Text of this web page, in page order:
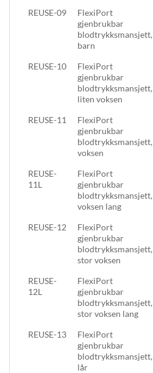
REUSE-09
FlexiPort
gjenbrukbar
blodtrykksmansjett,
barn
REUSE-10
FlexiPort
gjenbrukbar
blodtrykksmansjett,
liten voksen
REUSE-11
FlexiPort
gjenbrukbar
blodtrykksmansjett,
voksen
REUSE-
11L
FlexiPort
gjenbrukbar
blodtrykksmansjett,
voksen lang
REUSE-12
FlexiPort
gjenbrukbar
blodtrykksmansjett,
stor voksen
REUSE-
12L
FlexiPort
gjenbrukbar
blodtrykksmansjett,
stor voksen lang
REUSE-13
FlexiPort
gjenbrukbar
blodtrykksmansjett,
lår